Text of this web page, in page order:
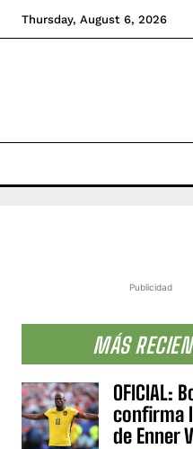
Thursday, August 6, 2026
Publicidad
MÁS
OFICIAL:
confirma
de Enner